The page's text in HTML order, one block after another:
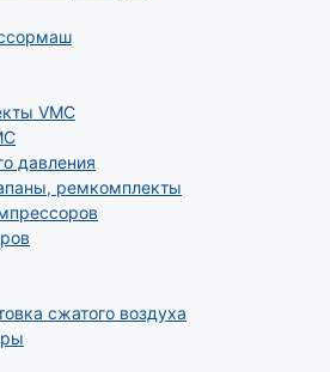
VMC
давления
ремкомплекты
сжатого воздуха